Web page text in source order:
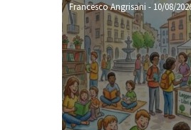
Francesco Angrisani - 10/08/